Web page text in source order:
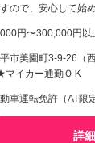
ので、安心して始
円〜300,000円以
市美園町3-9-26（
イカー通勤ＯＫ
車運転免許（AT
詳